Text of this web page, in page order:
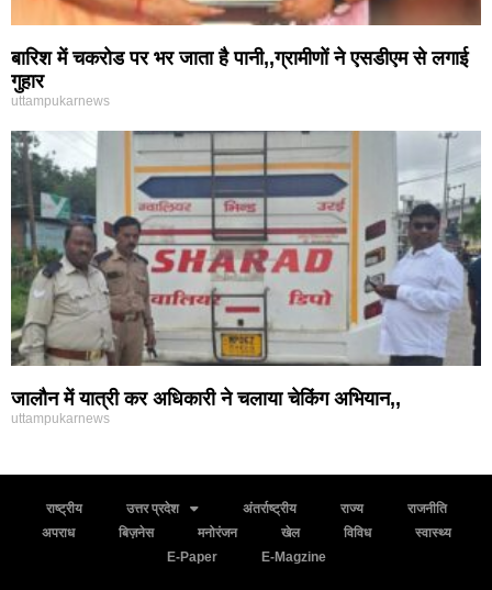
बारिश में चकरोड पर भर जाता है पानी,,ग्रामीणों ने एसडीएम से लगाई
गुहार
uttampukarnews
जालौन में यात्री कर अधिकारी ने चलाया चेकिंग अभियान,,
uttampukarnews
राष्ट्रीय उत्तर प्रदेश अंतर्राष्ट्रीय राज्य
राजनीति
अपराध
बिज़नेस मनोरंजन खेल विविध
स्वास्थ्य
E-Paper
E-Magzine